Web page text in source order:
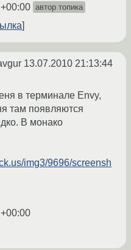
автор топика
13.07.2010 21:13:44
в терминале Envy,
там появляются
В монако
img3/9696/screensh